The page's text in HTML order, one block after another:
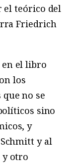
teórico del
Friedrich
el libro
los
no se
sino
y
y al
y otro